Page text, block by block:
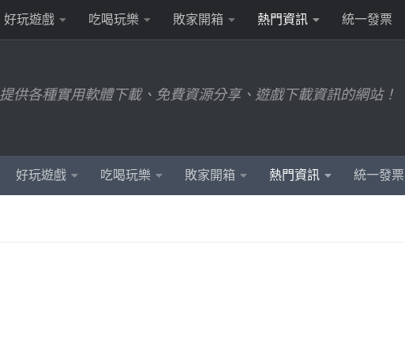
好玩遊戲 吃喝玩樂 敗家開箱 熱門資訊 統一發票
提供各種實用軟體下載、免費資源分享、遊戲下載資訊的網站！
好玩遊戲 吃喝玩樂 敗家開箱 熱門資訊 統一發票